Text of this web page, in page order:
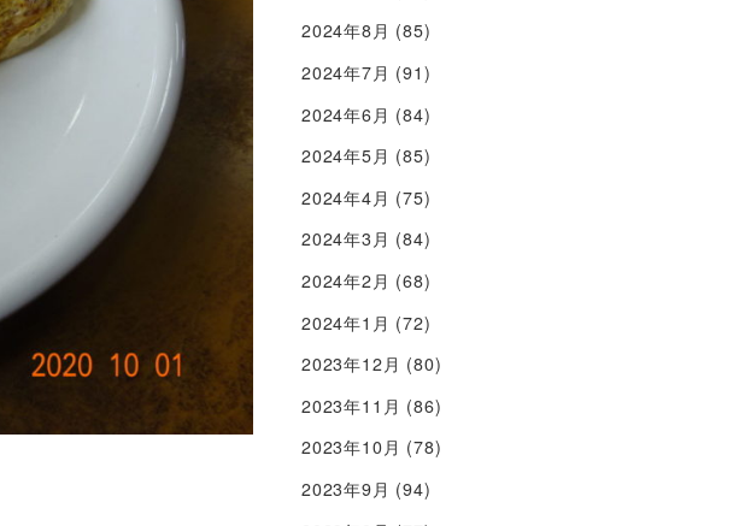
2024年8月 (85)
2024年7月 (91)
2024年6月 (84)
2024年5月 (85)
2024年4月 (75)
2024年3月 (84)
2024年2月 (68)
2024年1月 (72)
2023年12月 (80)
2023年11月 (86)
2023年10月 (78)
2023年9月 (94)